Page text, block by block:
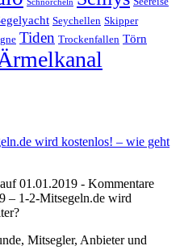
Seychellen Skipper
Tiden Trockenfallen Törn
wird kostenlos! – wie geht
auf 01.01.2019 - Kommentare
– 1-2-Mitsegeln.de wird
Mitsegler, Anbieter und